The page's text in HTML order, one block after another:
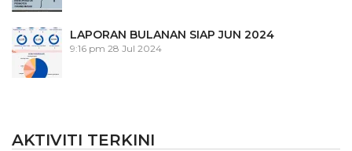
LAPORAN BULANAN SIAP JUN 2024
9:16 pm 28 Jul 2024
AKTIVITI TERKINI